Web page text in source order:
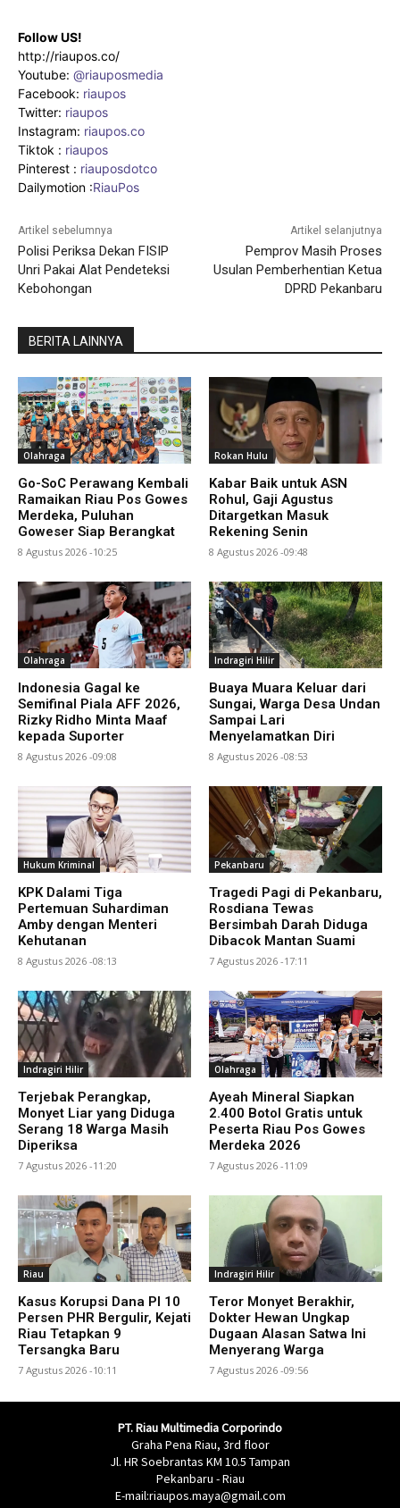
Follow US!
http://riaupos.co/
Youtube: @riauposmedia
Facebook: riaupos
Twitter: riaupos
Instagram: riaupos.co
Tiktok : riaupos
Pinterest : riauposdotco
Dailymotion :RiauPos
Artikel sebelumnya
Polisi Periksa Dekan FISIP
Unri Pakai Alat Pendeteksi
Kebohongan
Artikel selanjutnya
Pemprov Masih Proses
Usulan Pemberhentian Ketua
DPRD Pekanbaru
BERITA LAINNYA
Olahraga
Go-SoC Perawang Kembali
Ramaikan Riau Pos Gowes
Merdeka, Puluhan
Goweser Siap Berangkat
8 Agustus 2026 -10:25
Rokan Hulu
Kabar Baik untuk ASN
Rohul, Gaji Agustus
Ditargetkan Masuk
Rekening Senin
8 Agustus 2026 -09:48
Olahraga
Indonesia Gagal ke
Semifinal Piala AFF 2026,
Rizky Ridho Minta Maaf
kepada Suporter
8 Agustus 2026 -09:08
Indragiri Hilir
Buaya Muara Keluar dari
Sungai, Warga Desa Undan
Sampai Lari
Menyelamatkan Diri
8 Agustus 2026 -08:53
Hukum Kriminal
KPK Dalami Tiga
Pertemuan Suhardiman
Amby dengan Menteri
Kehutanan
8 Agustus 2026 -08:13
Pekanbaru
Tragedi Pagi di Pekanbaru,
Rosdiana Tewas
Bersimbah Darah Diduga
Dibacok Mantan Suami
7 Agustus 2026 -17:11
Indragiri Hilir
Terjebak Perangkap,
Monyet Liar yang Diduga
Serang 18 Warga Masih
Diperiksa
7 Agustus 2026 -11:20
Olahraga
Ayeah Mineral Siapkan
2.400 Botol Gratis untuk
Peserta Riau Pos Gowes
Merdeka 2026
7 Agustus 2026 -11:09
Riau
Kasus Korupsi Dana PI 10
Persen PHR Bergulir, Kejati
Riau Tetapkan 9
Tersangka Baru
7 Agustus 2026 -10:11
Indragiri Hilir
Teror Monyet Berakhir,
Dokter Hewan Ungkap
Dugaan Alasan Satwa Ini
Menyerang Warga
7 Agustus 2026 -09:56
PT. Riau Multimedia Corporindo
Graha Pena Riau, 3rd floor
Jl. HR Soebrantas KM 10.5 Tampan
Pekanbaru - Riau
E-mail:riaupos.maya@gmail.com